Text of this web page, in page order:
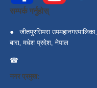
सम्पर्क गर्नुहोस्
●
जीतपुरसिमरा उपमहानगरपालिका,
बारा, मधेश प्रदेश, नेपाल
☎
नगर प्रमुख: